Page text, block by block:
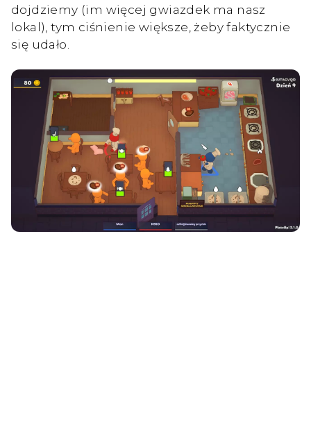
dojdziemy (im więcej gwiazdek ma nasz
lokal), tym ciśnienie większe, żeby faktycznie
się udało.